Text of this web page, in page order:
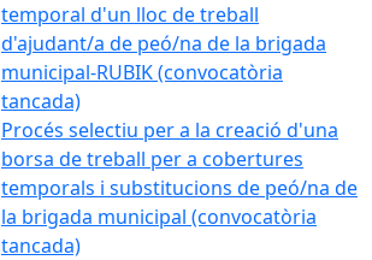
temporal d'un lloc de treball
d'ajudant/a de peó/na de la brigada
municipal-RUBIK (convocatòria
tancada)
Procés selectiu per a la creació d'una
borsa de treball per a cobertures
temporals i substitucions de peó/na de
la brigada municipal (convocatòria
tancada)